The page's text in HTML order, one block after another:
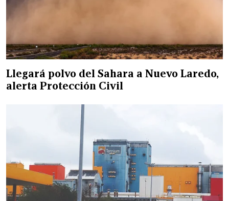
Llegará polvo del Sahara a Nuevo Laredo,
alerta Protección Civil